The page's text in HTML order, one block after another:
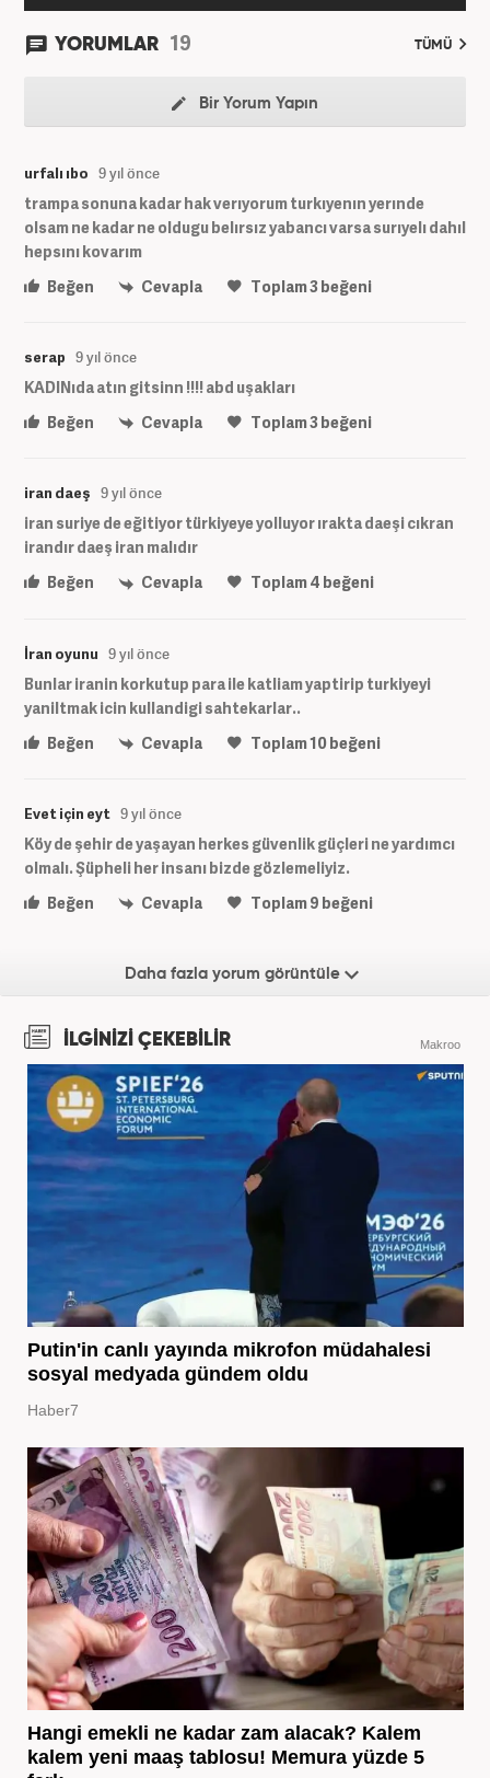
YORUMLAR 19 TÜMÜ
Bir Yorum Yapın
urfalı ıbo 9 yıl önce
trampa sonuna kadar hak verıyorum turkıyenın yerınde
olsam ne kadar ne oldugu belırsız yabancı varsa surıyelı dahıl
hepsını kovarım
Beğen
Cevapla Toplam3beğeni
serap 9 yıl önce
KADINıda atın gitsinn !!!! abd uşakları
Beğen
Cevapla Toplam3beğeni
iran daeş 9 yıl önce
iran suriye de eğitiyor türkiyeye yolluyor ırakta daeşi cıkran
irandır daeş iran malıdır
Beğen
Cevapla Toplam4 beğeni
İran oyunu 9 yıl önce
Bunlar iranin korkutup para ile katliam yaptirip turkiyeyi
yaniltmak icin kullandigi sahtekarlar..
Beğen
Cevapla Toplam10beğeni
Evet için eyt 9 yıl önce
Köy de şehir de yaşayan herkes güvenlik güçleri ne yardımcı
olmalı. Şüpheli her insanı bizde gözlemeliyiz.
Beğen
Cevapla Toplam9 beğeni
Daha fazla yorum görüntüle
İLGİNİZİ ÇEKEBİLİR Makroo
Putin'in canlı yayında mikrofon müdahalesi
sosyal medyada gündem oldu
Haber7
Hangi emekli ne kadar zam alacak? Kalem
kalem yeni maaş tablosu! Memura yüzde 5